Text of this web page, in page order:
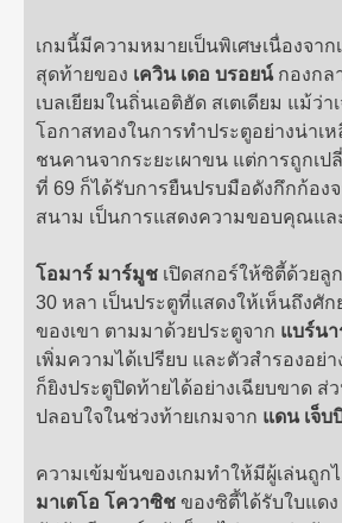
เกมนี้มีความหมายเป็นพิเศษเนื่องจาก
สุดท้ายของ เควิน เดอ บรอยน์กองกล
เบลเยียมในถิ่นเอติฮัด สเตเดียม แม้ว่า
โอกาสทองในการทำประตูอย่างน่าเห
ชนคานจากระยะเผาขน แต่การถูกเ
ที่ 69 ก็ได้รับการยืนปรบมือดังกึกก้อง
สนาม เป็นการแสดงความขอบคุณแ
โอมาร์ มาร์มูช เปิดสกอร์ให้ซิตี้ด้วยลู
30 หลา เป็นประตูที่แสดงให้เห็นถึงศั
ของเขา ตามมาด้วยประตูจาก แบร์นา
เพิ่มความได้เปรียบ และตัวสำรองอย่า
ก็ยิงประตูปิดท้ายได้อย่างเฉียบขาด ส่
ปลอบใจในช่วงท้ายเกมจาก แดน เจ็บ
ความเข้มข้นของเกมทำให้มีผู้เล่นถูก
มาเตโอ โควาซิช ของซิตี้ได้รับใบแดง